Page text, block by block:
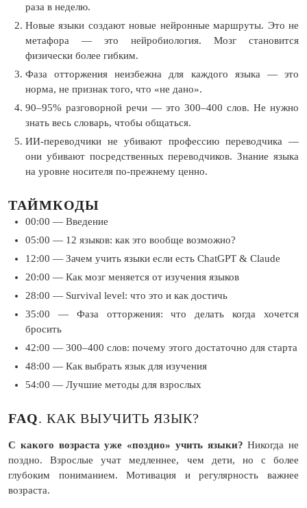
раза в неделю.
Новые языки создают новые нейронные маршруты. Это не
метафора — это нейробиология. Мозг становится
физически более гибким.
Фаза отторжения неизбежна для каждого языка — это
норма, не признак того, что «не дано».
90–95% разговорной речи — это 300–400 слов. Не нужно
знать весь словарь, чтобы общаться.
ИИ-переводчики не убивают профессию переводчика —
они убивают посредственных переводчиков. Знание языка
на уровне носителя по-прежнему ценно.
ТАЙМКОДЫ
00:00 — Введение
05:00 — 12 языков: как это вообще возможно?
12:00 — Зачем учить языки если есть ChatGPT & Claude
20:00 — Как мозг меняется от изучения языков
28:00 — Survival level: что это и как достичь
35:00 — Фаза отторжения: что делать когда хочется
бросить
42:00 — 300–400 слов: почему этого достаточно для старта
48:00 — Как выбрать язык для изучения
54:00 — Лучшие методы для взрослых
FAQ. КАК ВЫУЧИТЬ ЯЗЫК?
С какого возраста уже «поздно» учить языки? Никогда не
поздно. Взрослые учат медленнее, чем дети, но с более
глубоким пониманием. Мотивация и регулярность важнее
возраста.